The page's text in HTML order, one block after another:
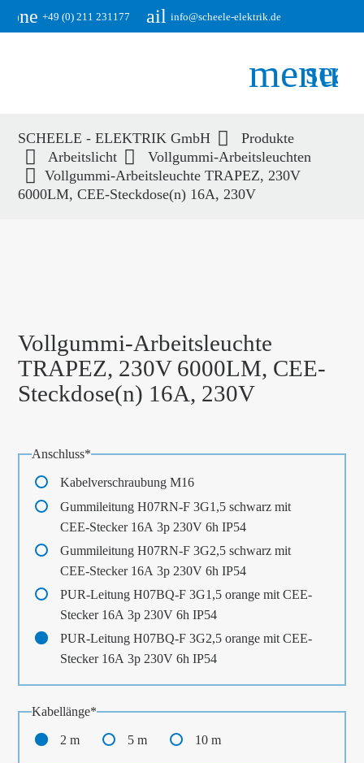
+49 (0) 211 231177email info@scheele-elektrik.de
menu
Suchbegriffe SUCHEN
SCHEELE - ELEKTRIK GmbH
Produkte
Arbeitslicht
Vollgummi-Arbeitsleuchten
Vollgummi-Arbeitsleuchte TRAPEZ, 230V
6000LM, CEE-Steckdose(n) 16A, 230V
Vollgummi-Arbeitsleuchte
TRAPEZ, 230V 6000LM, CEE-
Steckdose(n) 16A, 230V
Pflichtfeld
Anschluss*
Kabelverschraubung M16
Gummileitung H07RN-F 3G1,5 schwarz mit
CEE-Stecker 16A 3p 230V 6h IP54
Gummileitung H07RN-F 3G2,5 schwarz mit
CEE-Stecker 16A 3p 230V 6h IP54
PUR-Leitung H07BQ-F 3G1,5 orange mit CEE-
Stecker 16A 3p 230V 6h IP54
PUR-Leitung H07BQ-F 3G2,5 orange mit CEE-
Stecker 16A 3p 230V 6h IP54
Pflichtfeld
Kabellänge*
2 m 5 m 10 m